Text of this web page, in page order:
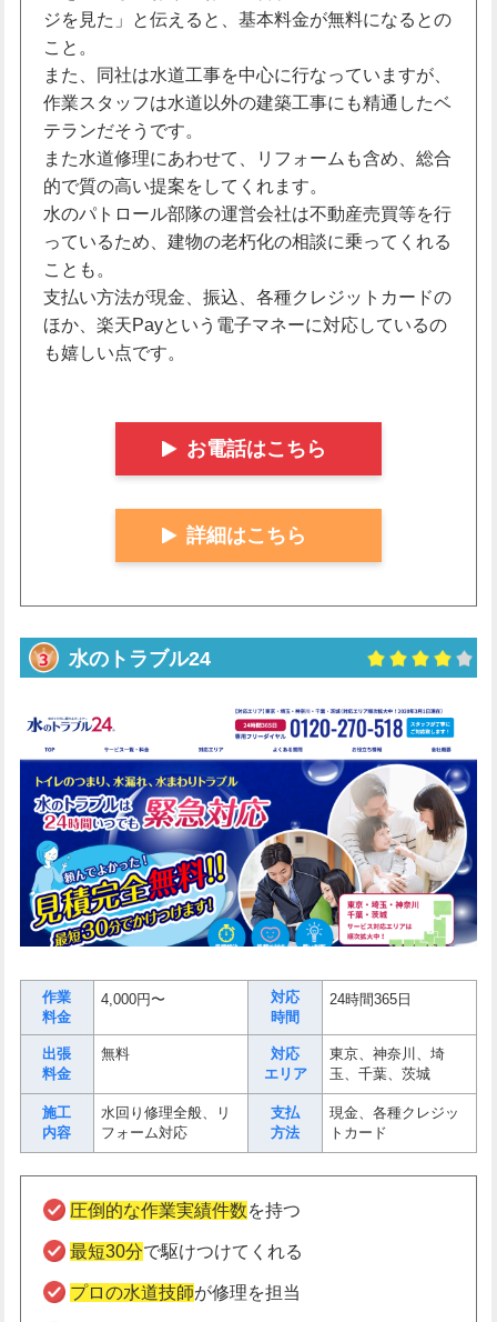
ジを見た」と伝えると、基本料金が無料になるとの
こと。
また、同社は水道工事を中心に行なっていますが、
作業スタッフは水道以外の建築工事にも精通したベ
テランだそうです。
また水道修理にあわせて、リフォームも含め、総合
的で質の高い提案をしてくれます。
水のパトロール部隊の運営会社は不動産売買等を行
っているため、建物の老朽化の相談に乗ってくれる
ことも。
支払い方法が現金、振込、各種クレジットカードの
ほか、楽天Payという電子マネーに対応しているの
も嬉しい点です。
お電話はこちら
詳細はこちら
水のトラブル24
作業
料金
4,000円〜
対応
時間
24時間365日
出張
料金
無料
対応
エリア
東京、神奈川、埼
玉、千葉、茨城
施工
内容
水回り修理全般、リ
フォーム対応
支払
方法
現金、各種クレジッ
トカード
圧倒的な作業実績件数を持つ
最短30分で駆けつけてくれる
プロの水道技師が修理を担当